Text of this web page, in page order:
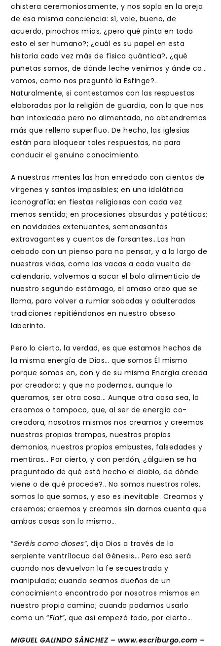
chistera ceremoniosamente, y nos sopla en la oreja
de esa misma conciencia: sí, vale, bueno, de
acuerdo, pinochos míos, ¿pero qué pinta en todo
esto el ser humano?; ¿cuál es su papel en esta
historia cada vez más de física quántica?, ¿qué
puñetas somos, de dónde leche venimos y ánde co…
vamos, como nos preguntó la Esfinge?..
Naturalmente, si contestamos con las respuestas
elaboradas por la religión de guardia, con la que nos
han intoxicado pero no alimentado, no obtendremos
más que relleno superfluo. De hecho, las iglesias
están para bloquear tales respuestas, no para
conducir el genuino conocimiento.
A nuestras mentes las han enredado con cientos de
vírgenes y santos imposibles; en una idolátrica
iconografía; en fiestas religiosas con cada vez
menos sentido; en procesiones absurdas y patéticas;
en navidades extenuantes, semanasantas
extravagantes y cuentos de farsantes…Las han
cebado con un pienso para no pensar, y a lo largo de
nuestras vidas, como las vacas a cada vuelta de
calendario, volvemos a sacar el bolo alimenticio de
nuestro segundo estómago, el omaso creo que se
llama, para volver a rumiar sobadas y adulteradas
tradiciones repitiéndonos en nuestro obseso
laberinto.
Pero lo cierto, la verdad, es que estamos hechos de
la misma energía de Dios… que somos Él mismo
porque somos en, con y de su misma Energía creada
por creadora; y que no podemos, aunque lo
queramos, ser otra cosa… Aunque otra cosa sea, lo
creamos o tampoco, que, al ser de energía co-
creadora, nosotros mismos nos creamos y creemos
nuestras propias trampas, nuestros propios
demonios, nuestros propios embustes, falsedades y
mentiras… Por cierto, y con perdón, ¿álguien se ha
preguntado de qué está hecho el diablo, de dónde
viene o de qué procede?.. No somos nuestros roles,
somos lo que somos, y eso es inevitable. Creamos y
creemos; creemos y creamos sin darnos cuenta que
ambas cosas son lo mismo…
“Seréis como dioses”, dijo Dios a través de la
serpiente ventrílocua del Génesis… Pero eso será
cuando nos devuelvan la fe secuestrada y
manipulada; cuando seamos dueños de un
conocimiento encontrado por nosotros mismos en
nuestro propio camino; cuando podamos usarlo
como un “Fiat”, que así empezó todo, por cierto…
MIGUEL GALINDO SÁNCHEZ – www.escriburgo.com –